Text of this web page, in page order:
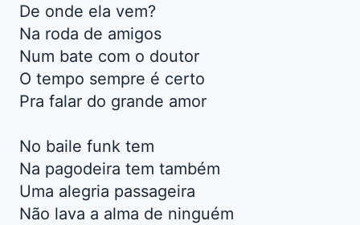
De onde ela vem?
Na roda de amigos
Num bate com o doutor
O tempo sempre é certo
Pra falar do grande amor
No baile funk tem
Na pagodeira tem também
Uma alegria passageira
Não lava a alma de ninguém